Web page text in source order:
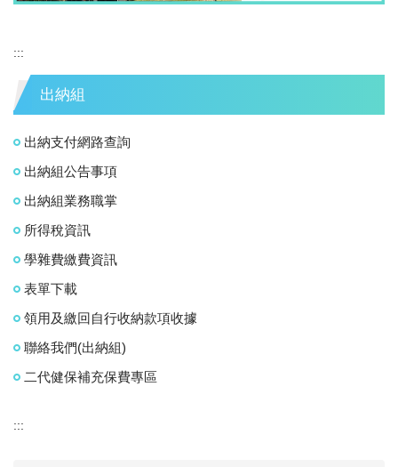
:::
出納組
出納支付網路查詢
出納組公告事項
出納組業務職掌
所得稅資訊
學雜費繳費資訊
表單下載
領用及繳回自行收納款項收據
聯絡我們(出納組)
二代健保補充保費專區
:::